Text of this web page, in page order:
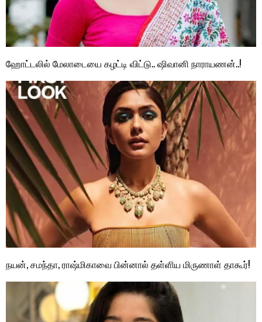
ஹோட்டலில் மேலாடையை கழட்டி விட்டு.. ஷிவானி நாராயணன்..!
நயன், சமந்தா, ராஷ்மிகாவை பின்னால் தள்ளிய மிருணாள் தாகூர்!